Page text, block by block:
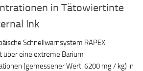
in Tätowiertinte
Ink
Schnellwarnsystem RAPEX
über eine extreme Barium
(gemessener Wert: 6200 mg / kg) in